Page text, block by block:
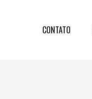
CONTATO